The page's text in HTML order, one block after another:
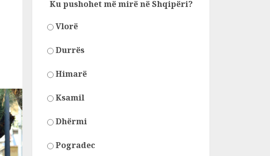
Ku pushohet më mirë në Shqipëri?
Vlorë
Durrës
Himarë
Ksamil
Dhërmi
Pogradec